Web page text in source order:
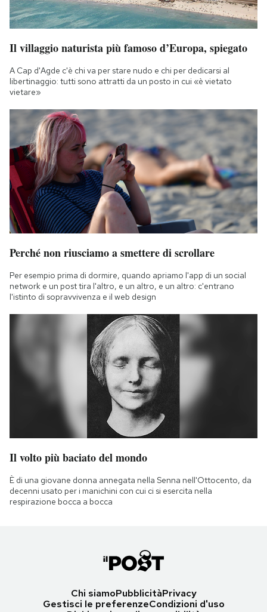
Il villaggio naturista più famoso d’Europa, spiegato
A Cap d'Agde c'è chi va per stare nudo e chi per dedicarsi al
libertinaggio: tutti sono attratti da un posto in cui «è vietato
vietare»
Perché non riusciamo a smettere di scrollare
Per esempio prima di dormire, quando apriamo l'app di un social
network e un post tira l'altro, e un altro, e un altro: c'entrano
l'istinto di sopravvivenza e il web design
Il volto più baciato del mondo
È di una giovane donna annegata nella Senna nell'Ottocento, da
decenni usato per i manichini con cui ci si esercita nella
respirazione bocca a bocca
Chi siamoPubblicitàPrivacy
Gestisci le preferenzeCondizioni d'uso